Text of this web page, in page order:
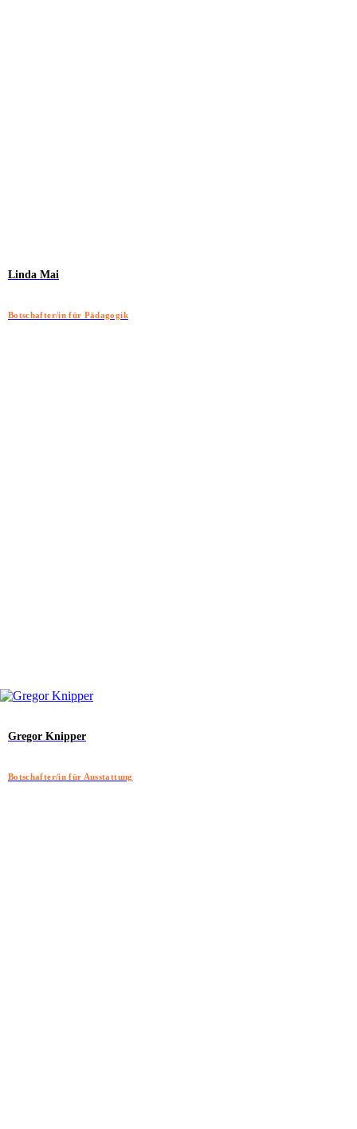
Linda Mai
Botschafter/in für Pädagogik
Gregor Knipper
Botschafter/in für Ausstattung